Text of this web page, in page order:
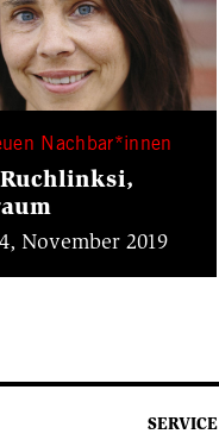
Nachbar*innen
November 2019
SERVICE